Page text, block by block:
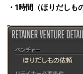
・1時間（ほりだし